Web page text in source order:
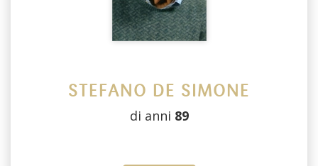
STEFANO DE SIMONE
di anni 89